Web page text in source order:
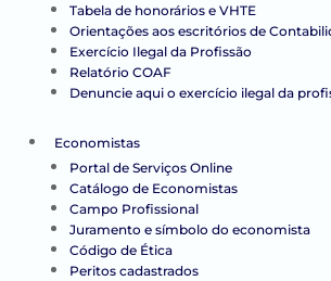
Tabela de honorários e VHTE
Orientações aos escritórios de
Exercício Ilegal da Profissão
Relatório COAF
Denuncie aqui o exercício ilegal da
Economistas
Portal de Serviços Online
Catálogo de Economistas
Campo Profissional
Juramento e símbolo do economista
Código de Ética
Peritos cadastrados